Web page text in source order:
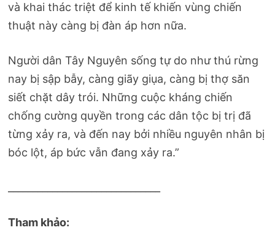
và khai thác triệt để kinh tế khiến vùng chiến
thuật này càng bị đàn áp hơn nữa.
Người dân Tây Nguyên sống tự do như thú rừng
nay bị sập bẫy, càng giãy giụa, càng bị thợ săn
siết chặt dây trói. Những cuộc kháng chiến
chống cường quyền trong các dân tộc bị trị đã
từng xảy ra, và đến nay bởi nhiều nguyên nhân bị
bóc lột, áp bức vẫn đang xảy ra.”
Tham khảo: